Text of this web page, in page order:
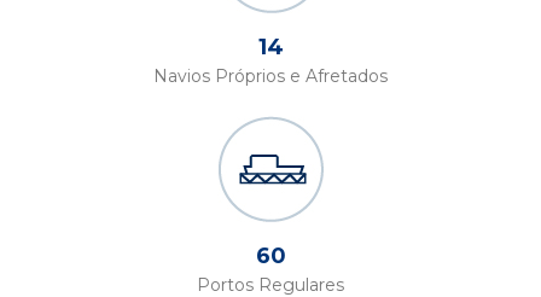
14
Navios Próprios e Afretados
60
Portos Regulares